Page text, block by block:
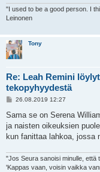
"I used to be a good person. I
Leinonen
Tony
Re: Leah Remini
tekopyhyydestä
V
e
i
26.08.2019 12:27
Sama se on Serena
ja naisten oikeuksien
kun fanittaa lahkoa, jossa
"Jos Seura sanoisi minulle, että
'Kappas vaan, voisin vaikka